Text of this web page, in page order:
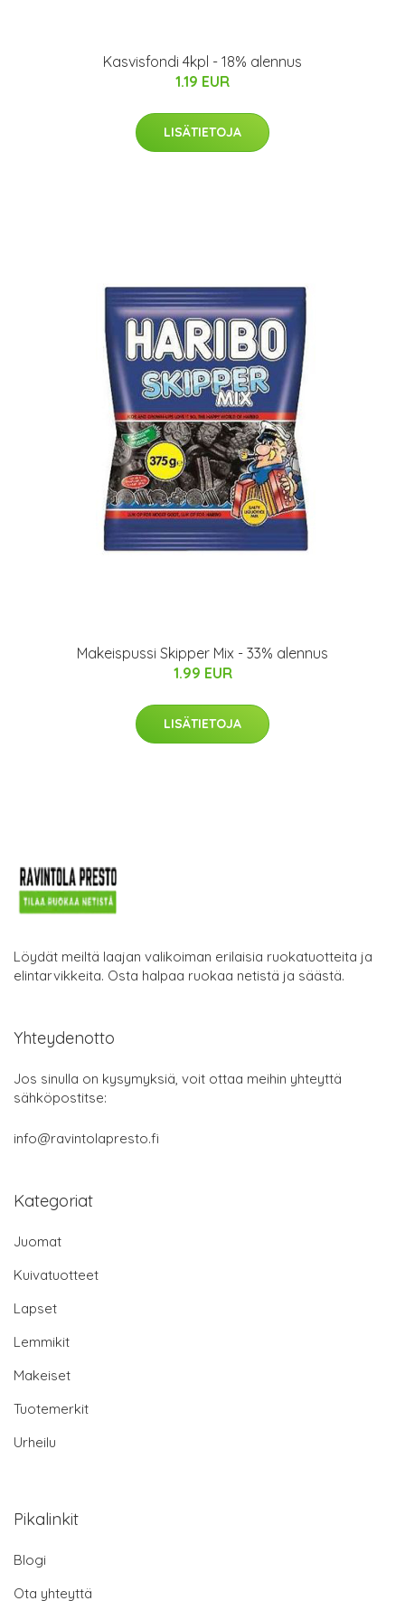
Kasvisfondi 4kpl - 18% alennus
1.19 EUR
LISÄTIETOJA
Makeispussi Skipper Mix - 33% alennus
1.99 EUR
LISÄTIETOJA
Löydät meiltä laajan valikoiman erilaisia ruokatuotteita ja
elintarvikkeita. Osta halpaa ruokaa netistä ja säästä.
Yhteydenotto
Jos sinulla on kysymyksiä, voit ottaa meihin yhteyttä
sähköpostitse:
info@ravintolapresto.fi
Kategoriat
Juomat
Kuivatuotteet
Lapset
Lemmikit
Makeiset
Tuotemerkit
Urheilu
Pikalinkit
Blogi
Ota yhteyttä